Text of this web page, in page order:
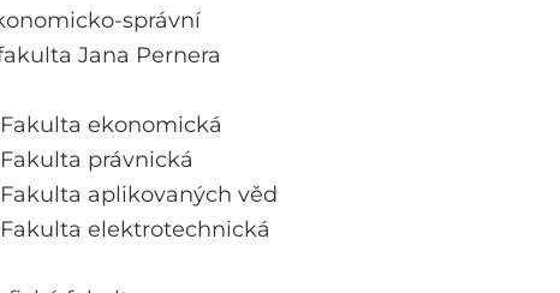
správní
Jana Pernera
Fakulta ekonomická
Fakulta právnická
Fakulta aplikovaných věd
Fakulta elektrotechnická